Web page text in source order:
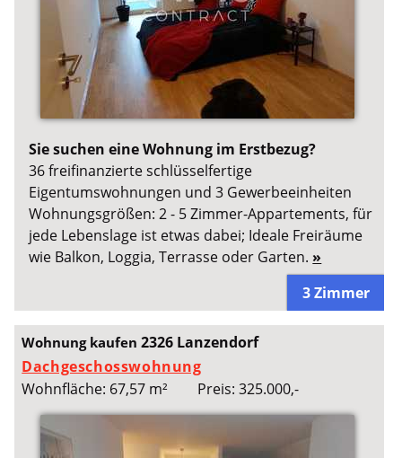
Sie suchen eine Wohnung im Erstbezug?
36 freifinanzierte schlüsselfertige
Eigentumswohnungen und 3 Gewerbeeinheiten
Wohnungsgrößen: 2 - 5 Zimmer-Appartements, für
jede Lebenslage ist etwas dabei; Ideale Freiräume
wie Balkon, Loggia, Terrasse oder Garten. »
3 Zimmer
Wohnung kaufen2326 Lanzendorf
Dachgeschosswohnung
Wohnfläche: 67,57 m²
Preis: 325.000,-